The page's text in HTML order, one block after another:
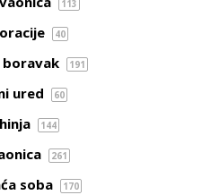
113
40
boravak 191
ured 60
144
261
soba 170